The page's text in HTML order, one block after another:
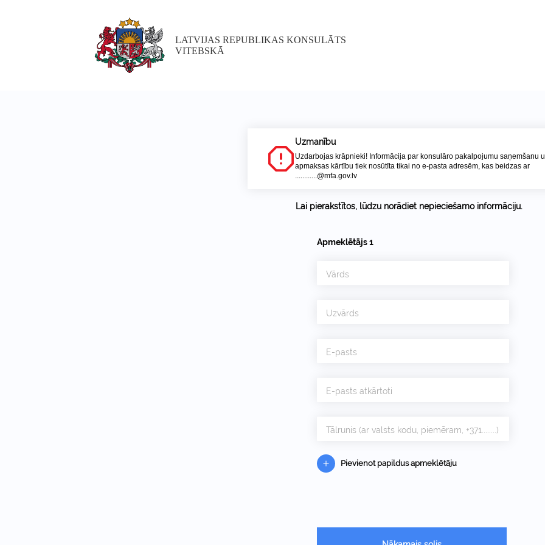
LATVIJAS REPUBLIKAS KONSULĀTS
VITEBSKĀ
Uzmanību
Uzdarbojas krāpnieki! Informācija par konsulāro pakalpojumu saņemšanu
apmaksas kārtību tiek nosūtīta tikai no e-pasta adresēm, kas beidzas ar
............@mfa.gov.lv
Lai pierakstītos, lūdzu norādiet nepieciešamo informāciju.
Apmeklētājs1
Vārds
Uzvārds
E-pasts
E-pasts atkārtoti
Tālrunis (ar valsts kodu, piemēram, +371........)
Pievienot papildus apmeklētāju